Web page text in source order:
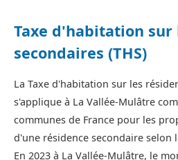
Taxe d'habitation sur
secondaires (THS)
La Taxe d'habitation sur les
s'applique à La Vallée-Mulâtre
communes de France pour les
d'une résidence secondaire selon
En 2023 à La Vallée-Mulâtre, le